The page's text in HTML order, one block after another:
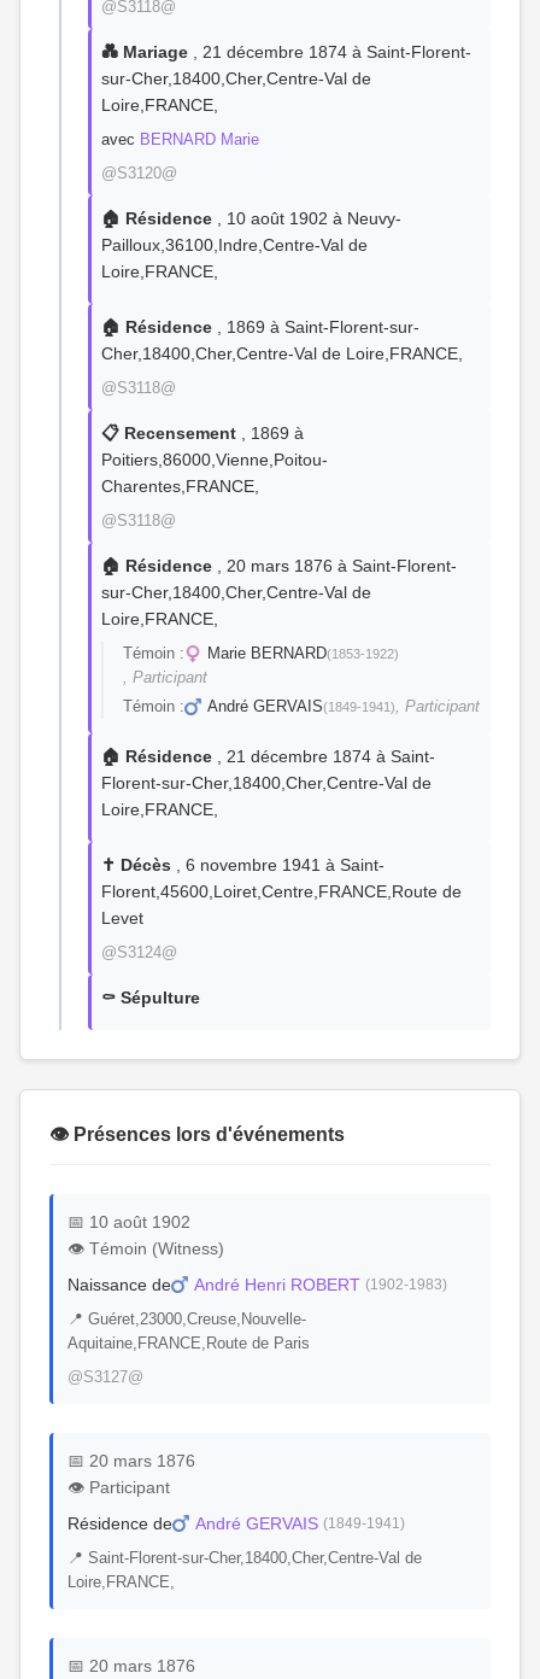
@S3118@
💑 Mariage , 21 décembre 1874 à Saint-Florent-
sur-Cher,18400,Cher,Centre-Val de
Loire,FRANCE,
avec BERNARD Marie
@S3120@
🏠 Résidence , 10 août 1902 à Neuvy-
Pailloux,36100,Indre,Centre-Val de
Loire,FRANCE,
🏠 Résidence , 1869 à Saint-Florent-sur-
Cher,18400,Cher,Centre-Val de Loire,FRANCE,
@S3118@
📋 Recensement , 1869 à
Poitiers,86000,Vienne,Poitou-
Charentes,FRANCE,
@S3118@
🏠 Résidence , 20 mars 1876 à Saint-Florent-
sur-Cher,18400,Cher,Centre-Val de
Loire,FRANCE,
Témoin : Marie BERNARD(1853-1922)
, Participant
Témoin :
André GERVAIS(1849-1941), Participant
🏠 Résidence , 21 décembre 1874 à Saint-
Florent-sur-Cher,18400,Cher,Centre-Val de
Loire,FRANCE,
✝️ Décès , 6 novembre 1941 à Saint-
Florent,45600,Loiret,Centre,FRANCE,Route de
Levet
@S3124@
⚰️ Sépulture
👁️ Présences lors d'événements
📅 10 août 1902
👁️ Témoin (Witness)
Naissance de
André Henri ROBERT (1902-1983)
📍 Guéret,23000,Creuse,Nouvelle-
Aquitaine,FRANCE,Route de Paris
@S3127@
📅 20 mars 1876
👁️ Participant
Résidence de
André GERVAIS (1849-1941)
📍 Saint-Florent-sur-Cher,18400,Cher,Centre-Val de
Loire,FRANCE,
📅 20 mars 1876